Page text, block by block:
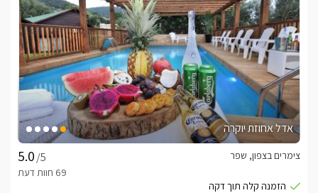
אדל אחוזת יוקרה
/5
צימרים בצפון, שפר